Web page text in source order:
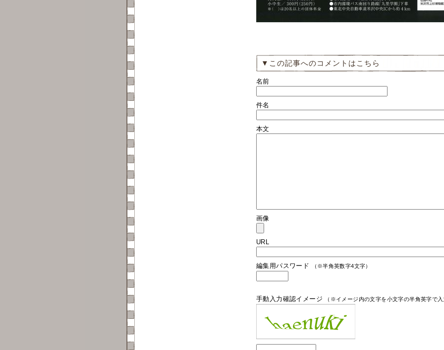
▼この記事へのコメントはこちら
名前
件名
本文
画像
URL
編集用パスワード （※半角英数字4文字）
手動入力確認イメージ （※イメージ内の文字を小文字の半角英字で